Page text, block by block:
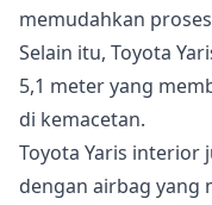
memudahkan
Selain itu, Toyota
5,1 meter yang
di kemacetan.
Toyota Yaris interior
dengan airbag yang